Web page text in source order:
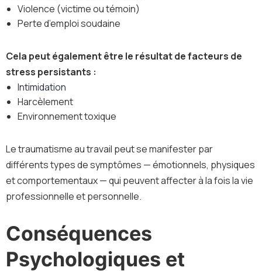
Violence (victime ou témoin)
Perte d’emploi soudaine
Cela peut également être le résultat de facteurs de
stress persistants :
Intimidation
Harcèlement
Environnement toxique
Le traumatisme au travail peut se manifester par
différents types de symptômes — émotionnels, physiques
et comportementaux — qui peuvent affecter à la fois la vie
professionnelle et personnelle.
Conséquences
Psychologiques et